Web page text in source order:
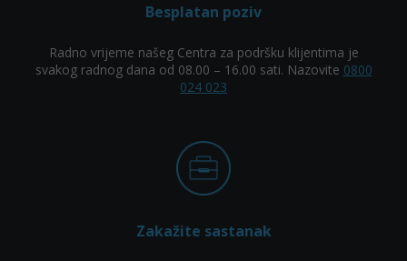
Besplatan poziv
Radno vrijeme našeg Centra za podršku klijentima je
svakog radnog dana od 08.00 – 16.00 sati. Nazovite 0800
024 023
Zakažite sastanak